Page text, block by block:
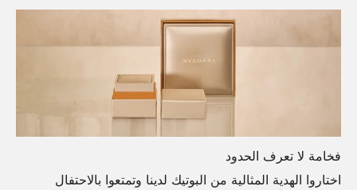
فخامة لا تعرف الحدود
اختاروا الهدية المثالية من البوتيك لدينا وتمتعوا بالاحتفال